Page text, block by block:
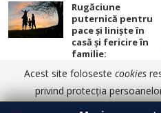
Contact
Politică de
TERMENI SI
© 2017 - 2026 Ortodoxia |
Rugăciune
puternică pentru
pace şi linişte în
casă şi fericire în
familie:
Sunt 2 rugaciuni
pentru mame:
pentru fiu si
Acest site foloseste cookies
privind protecția
prelucrarea datelor cu